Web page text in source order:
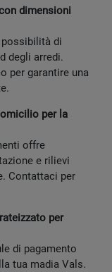
dimensioni
di
degli arredi.
per garantire una
per la
offre
e rilievi
Contattaci per
per
di pagamento
tua madia Vals.